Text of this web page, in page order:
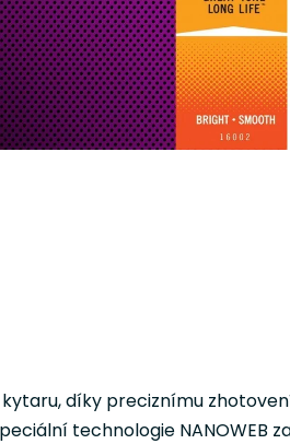
díky preciznímu
technologie NANOWEB